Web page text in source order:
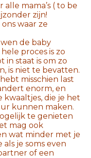
mama’s ( to be
zijn!
waar ze
de baby
proces is zo
in staat is om zo
is niet te bevatten.
misschien last
enorm, en
die je het
kunnen maken.
te genieten
mag ook
wat minder met je
je soms even
of een